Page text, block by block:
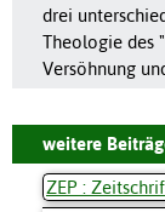
drei
Theologie des
Versöhnung
weitere
ZEP :